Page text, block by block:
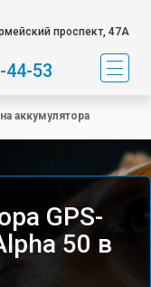
проспект, 47А
44-53
аккумулятора
GPS-
50 в